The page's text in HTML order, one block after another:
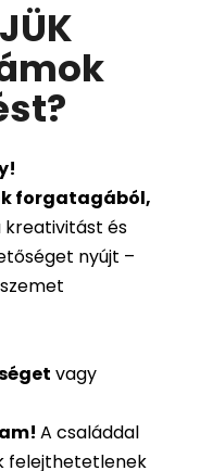
?
forgatagából,
kreativitást és
nyújt –
vagy
! A családdal
felejthetetlenek